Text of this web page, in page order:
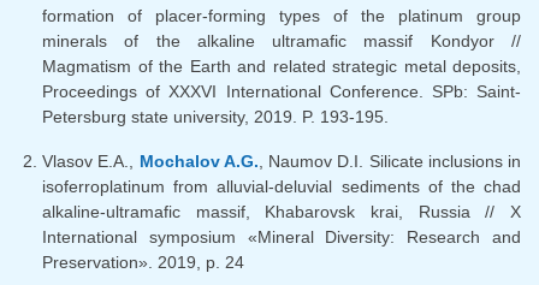
formation of placer-forming types of the platinum group
minerals of the alkaline ultramafic massif Kondyor //
Magmatism of the Earth and related strategic metal deposits,
Proceedings of XXXVI International Conference. SPb: Saint-
Petersburg state university, 2019. P. 193-195.
Vlasov E.A., Mochalov A.G. , Naumov D.I. Silicate inclusions in
isoferroplatinum from alluvial-deluvial sediments of the chad
alkaline-ultramafic massif, Khabarovsk krai, Russia // X
International symposium «Mineral Diversity: Research and
Preservation». 2019, p. 24